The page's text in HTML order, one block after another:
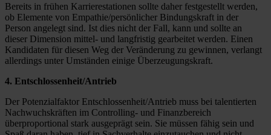
Bereits in frühen Karrierestationen sollte daher festgestellt werden,
ob Elemente von Empathie/persönlicher Bindungskraft in der
Person angelegt sind. Ist dies nicht der Fall, kann und sollte an
dieser Dimension mittel- und langfristig gearbeitet werden. Einen
Kandidaten für diesen Weg der Veränderung zu gewinnen, verlangt
allerdings unter Umständen einige Überzeugungskraft.
4. Entschlossenheit/Antrieb
Der Potenzialfaktor Entschlossenheit/Antrieb muss bei talentierten
Nachwuchskräften im Controlling- und Finanzbereich
überproportional stark ausgeprägt sein. Sie müssen fähig sein und